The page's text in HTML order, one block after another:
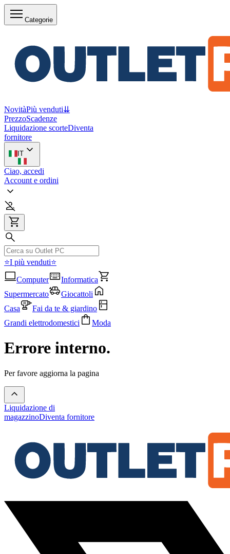
Categorie
NovitàPiù venduti⇊
PrezzoScadenze
Liquidazione scorteDiventa
fornitore
IT
Ciao, accedi
Account e ordini
⭐I più venduti⭐
Computer
Informatica
Supermercato
Giocattoli
Casa
Fai da te & giardino
Grandi elettrodomestici
Moda
Errore interno.
Per favore aggiorna la pagina
Liquidazione di
magazzinoDiventa fornitore